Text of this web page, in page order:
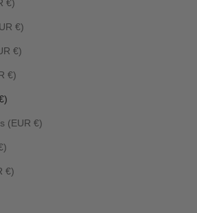
€)
€)
€)
€)
(EUR €)
€)